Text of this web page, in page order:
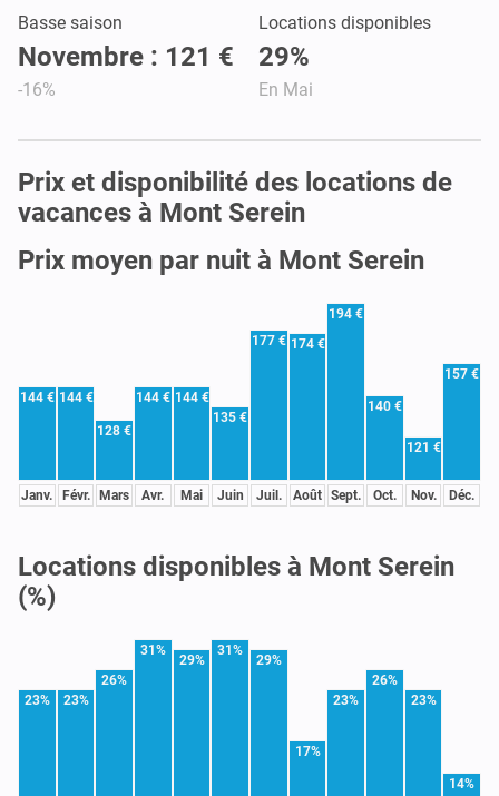
Basse saison
Novembre : 121 €
-16%
Locations disponibles
29%
En Mai
Prix et disponibilité des locations de
vacances à Mont Serein
Prix moyen par nuit à Mont Serein
144 €
Janv.
144 €
Févr.
128 €
Mars
144 €
Avr.
144 €
Mai
135 €
Juin
177 €
Juil.
174 €
Août
194 €
Sept.
140 €
Oct.
121 €
Nov.
157 €
Déc.
Locations disponibles à Mont Serein
(%)
23% 23%
26%
31%
29%
31%
29%
17%
23%
26%
23%
14%